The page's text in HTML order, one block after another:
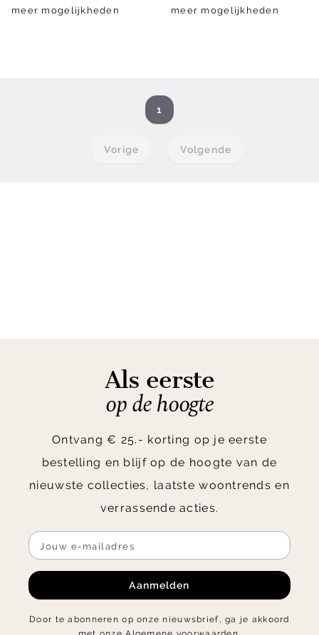
meer mogelijkheden meer mogelijkheden
Vorige
1
Volgende
Als eerste
op de hoogte
Ontvang € 25.- korting op je eerste
bestelling en blijf op de hoogte van de
nieuwste collecties, laatste woontrends en
verrassende acties.
Aanmelden
Door te abonneren op onze nieuwsbrief, ga je akkoord